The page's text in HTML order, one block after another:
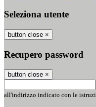
Seleziona utente
button close ×
Recupero password
button close ×
all'indirizzo indicato con le